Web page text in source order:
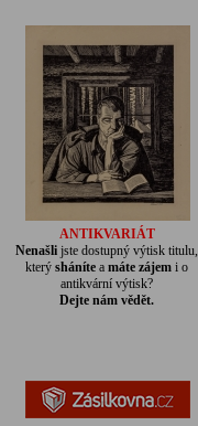
ANTIKVARIÁT
Nenašli jste dostupný výtisk titulu,
kterýsháníte amáte zájem i o
antikvární výtisk?
Dejte nám vědět.